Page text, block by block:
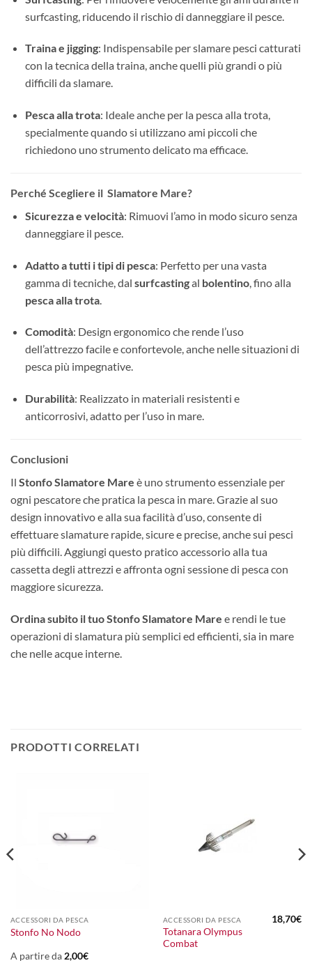
surfcasting, riducendo il rischio di danneggiare il pesce.
Traina e jigging: Indispensabile per slamare pesci catturati
con la tecnica della traina, anche quelli più grandi o più
difficili da slamare.
Pesca alla trota: Ideale anche per la pesca alla trota,
specialmente quando si utilizzano ami piccoli che
richiedono uno strumento delicato ma efficace.
Perché Scegliere il Slamatore Mare?
Sicurezza e velocità: Rimuovi l’amo in modo sicuro senza
danneggiare il pesce.
Adatto a tutti i tipi di pesca: Perfetto per una vasta
gamma di tecniche, dal surfcastingal bolentino, fino alla
pesca alla trota.
Comodità: Design ergonomico che rende l’uso
dell’attrezzo facile e confortevole, anche nelle situazioni di
pesca più impegnative.
Durabilità: Realizzato in materiali resistenti e
anticorrosivi, adatto per l’uso in mare.
Conclusioni
Il Stonfo Slamatore Mare è uno strumento essenziale per
ogni pescatore che pratica la pesca in mare. Grazie al suo
design innovativo e alla sua facilità d’uso, consente di
effettuare slamature rapide, sicure e precise, anche sui pesci
più difficili. Aggiungi questo pratico accessorio alla tua
cassetta degli attrezzi e affronta ogni sessione di pesca con
maggiore sicurezza.
Ordina subito il tuo Stonfo Slamatore Mare e rendi le tue
operazioni di slamatura più semplici ed efficienti, sia in mare
che nelle acque interne.
PRODOTTI CORRELATI
ACCESSORI DA PESCA
Stonfo No Nodo
A partire da2,00€
ACCESSORI DA PESCA
Totanara Olympus
Combat
18,70€